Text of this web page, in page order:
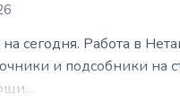
сегодня. Работа в
и подсобники на